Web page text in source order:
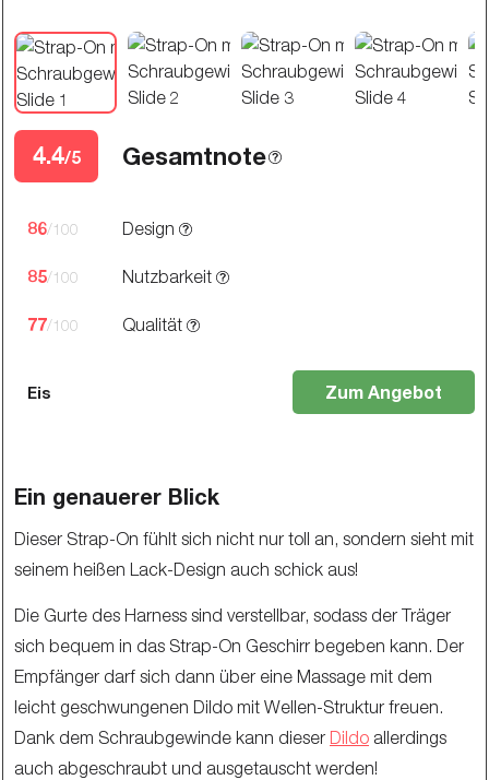
4.4/5 Gesamtnote
86/100 Design
85/100 Nutzbarkeit
77/100 Qualität
Eis Zum Angebot
Ein genauerer Blick
Dieser Strap-On fühlt sich nicht nur toll an, sondern sieht mit
seinem heißen Lack-Design auch schick aus!
Die Gurte des Harness sind verstellbar, sodass der Träger
sich bequem in das Strap-On Geschirr begeben kann. Der
Empfänger darf sich dann über eine Massage mit dem
leicht geschwungenen Dildo mit Wellen-Struktur freuen.
Dank dem Schraubgewinde kann dieser Dildo allerdings
auch abgeschraubt und ausgetauscht werden!